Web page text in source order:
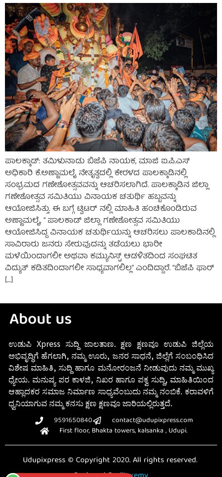
ಪಾಲಕ್ಕಾಡ್: ತಮಿಳುನಾಡು ಬಿಜೆಪಿ ನಾಯಕ, ಮಾಜಿ ಐ.ಪಿ.ಎಸ್
ಅಧಿಕಾರಿ ಕೆ.ಅಣ್ಣಾಮಲೈ ನೇತೃತ್ವದಲ್ಲಿ ಕೇರಳದ ಪಾಲಕ್ಕಾಡಿನಲ್ಲಿ
ಸಂಭ್ರಮದ ಗಣೇಶೋತ್ಸವವನ್ನು ಆಚರಿಸಲಾಗಿದೆ. ಪಾಲಕ್ಕಾಡಿನ ಜಿಲ್ಲಾ
ಗಣೇಶೋತ್ಸವ ಸಮಿತಿಯು ವಿನಾಯಕ ಚತುರ್ಥಿ ಹಬ್ಬವನ್ನು
ಆಯೋಜಿಸಿತ್ತು. ಈ ಬಗ್ಗೆ ಟ್ವಿಟರ್ ನಲ್ಲಿ ಮಾಹಿತಿ ಹಂಚಿಕೊಂಡಿರುವ
ಅಣ್ಣಾಮಲೈ, ” ಪಾಲಕಾಡ್ ಜಿಲ್ಲಾ ಗಣೇಶೋತ್ಸವ ಸಮಿತಿಯು
ಆಯೋಜಿಸಿದ್ದ ವಿನಾಯಕ ಚತುರ್ಥಿಯನ್ನು ಆಚರಿಸಲು ಪಾಲಕಾಡಿನಲ್ಲಿ
ಸಾವಿರಾರು ಜನರು ಸೇರುವುದನ್ನು ತಡೆಯಲು ಭಾರೀ
ಮಳೆಯಿಂದಾಗಲೀ ಅಥವಾ ಕಮ್ಯುನಿಸ್ಟ್ ಆಡಳಿತದಿಂದ ಸಂಘಟಿತ
ವಿದ್ಯುತ್ ಕಡಿತದಿಂದಾಗಲೀ ಸಾಧ್ಯವಾಗಲಿಲ್ಲ” ಎಂದಿದ್ದಾರೆ. “ಬಿಜೆಪಿ ಫಾರ್
[…]
About us
ಉಡುಪಿ Xpress ಸುದ್ದಿ ಜಾಲತಾಣ. ಕ್ಷಣ ಕ್ಷಣವೂ ಉಡುಪಿ ಜಿಲ್ಲೆಯ
ಅಭಿವೃದ್ಧಿಗೆ ಹೆಗಲಾಗಿ, ನಮ್ಮ ಊರು, ಜನರ ಸಾಧನೆ, ಜಿಲ್ಲೆಗೆ ಸಂಬಂಧಿಸಿದ
ವಿಶೇಷ ಮಾಹಿತಿ, ಸುದ್ದಿ ಹಾಗೂ ಮನೋರಂಜನೆ ನೀಡುವುದು ನಮ್ಮ ಮುಖ್ಯ
ಧ್ಯೇಯ. ಮನುಷ್ಯ ಪರ ಕಾಳಜಿ, ನಿಖರ ಹಾಗೂ ಪಕ್ವ ಸುದ್ದಿ, ಮಾಹಿತಿಯಿಂದ
ಆಹ್ಲಾದಕರ ಸಮಾಜ ನಿರ್ಮಾಣ ಸಾಧ್ಯವೆಂಬುದು ನಮ್ಮ ನಂಬಿಕೆ. ಕರಾವಳಿಗೆ
ಧ್ವನಿಯಾಗುವ ನಮ್ಮ ಕನಸು ಕ್ಷಣ ಕ್ಷಣವೂ ಜಾರಿಯಲ್ಲಿರುತ್ತದೆ.
9591650840
contact@udupixpress.com
First floor, Bhakta towers, kalsanka , Udupi.
Udupixpress © Copyright 2020. All rights reserved.